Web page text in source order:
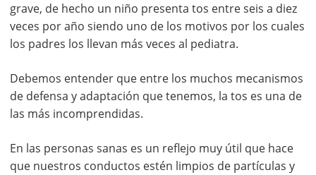
grave, de hecho un niño presenta tos entre seis a diez
veces por año siendo uno de los motivos por los cuales
los padres los llevan más veces al pediatra.
Debemos entender que entre los muchos mecanismos
de defensa y adaptación que tenemos, la tos es una de
las más incomprendidas.
En las personas sanas es un reflejo muy útil que hace
que nuestros conductos estén limpios de partículas y